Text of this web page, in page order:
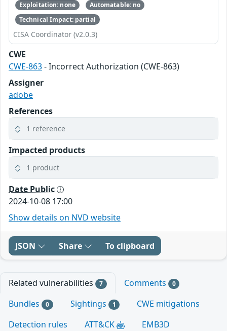
Exploitation: none
Automatable: no
Technical Impact: partial
CISA Coordinator (v2.0.3)
CWE
CWE-863- Incorrect Authorization (CWE-863)
Assigner
adobe
References
1 reference
Impacted products
1 product
Date Public
2024-10-08 17:00
Show details on NVD website
JSON Share To clipboard
Related vulnerabilities 7 Comments 0
Bundles 0 Sightings 1
CWE mitigations
Detection rules
ATT&CK EMB3D